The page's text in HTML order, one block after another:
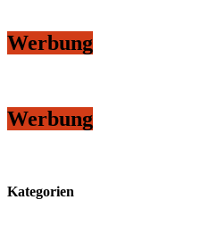
Werbung
Werbung
Kategorien